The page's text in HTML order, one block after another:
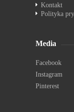
Kontakt
Polityka
Media
Facebook
Instagram
Pinterest